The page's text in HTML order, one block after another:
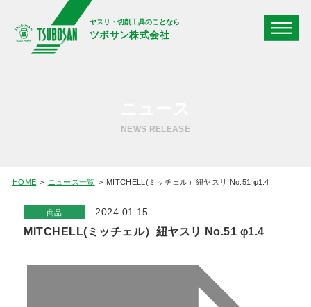
ヤスリ・切削工具のことなら
ツボサン株式会社
NEWS RELEASE
HOME ニュース一覧 MITCHELL(ミッチェル）紐ヤスリ No.51 φ1.4
商品 2024.01.15
MITCHELL(ミッチェル）紐ヤスリ No.51 φ1.4